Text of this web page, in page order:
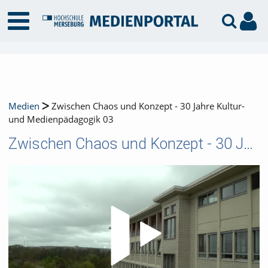
Medien
Zwischen Chaos und Konzept - 30 Jahre Kultur-
und Medienpädagogik 03
Zwischen Chaos und Konzept - 30 Jahre Kultur- und Medienpädagogik 03